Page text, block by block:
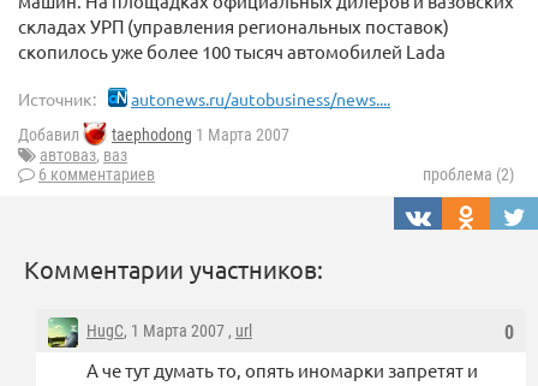
складах УРП (управления региональных поставок)
скопилось уже более 100 тысяч автомобилей Lada
Источник: autonews.ru/autobusiness/news....
Добавил taephodong 1 Марта 2007
автоваз, ваз
6 комментариев
проблема (2)
Комментарии участников:
0
HugC, 1 Марта 2007 , url
А че тут думать то, опять иномарки запретят и